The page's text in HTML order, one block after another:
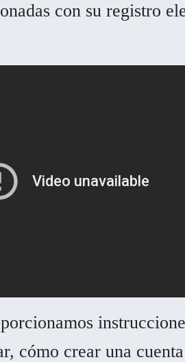
con su registro
cómo crear una